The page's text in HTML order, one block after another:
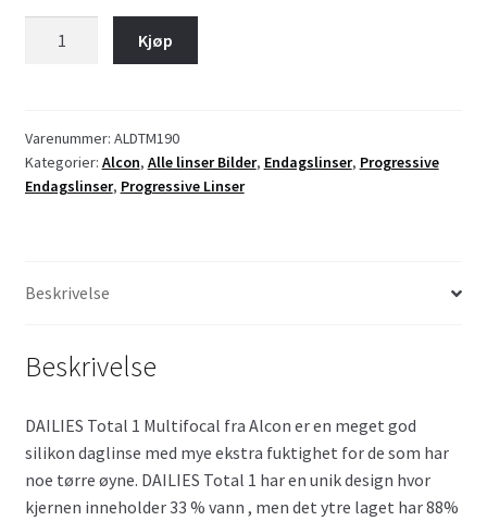
antall
Kjøp
Varenummer: ALDTM190
Kategorier: Alcon, Alle linser Bilder, Endagslinser, Progressive
Endagslinser, Progressive Linser
Beskrivelse
Beskrivelse
DAILIES Total 1 Multifocal fra Alcon er en meget god
silikon daglinse med mye ekstra fuktighet for de som har
noe tørre øyne. DAILIES Total 1 har en unik design hvor
kjernen inneholder 33 % vann , men det ytre laget har 88%